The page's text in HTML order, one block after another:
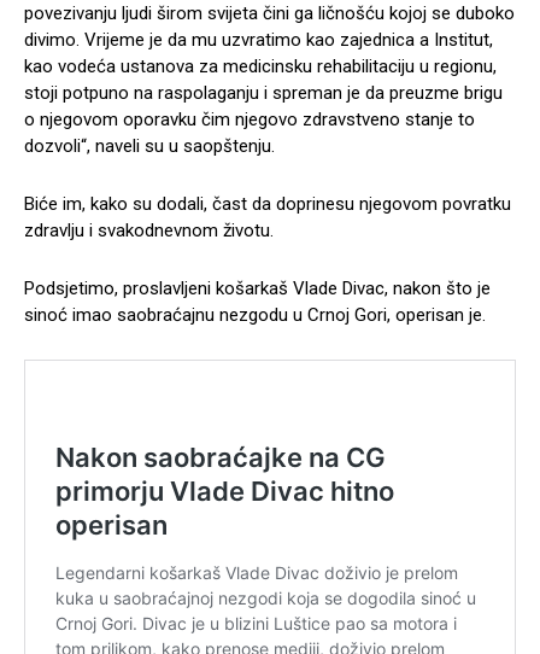
povezivanju ljudi širom svijeta čini ga ličnošću kojoj se duboko
divimo. Vrijeme je da mu uzvratimo kao zajednica a Institut,
kao vodeća ustanova za medicinsku rehabilitaciju u regionu,
stoji potpuno na raspolaganju i spreman je da preuzme brigu
o njegovom oporavku čim njegovo zdravstveno stanje to
dozvoli“, naveli su u saopštenju.
Biće im, kako su dodali, čast da doprinesu njegovom povratku
zdravlju i svakodnevnom životu.
Podsjetimo, proslavljeni košarkaš Vlade Divac, nakon što je
sinoć imao saobraćajnu nezgodu u Crnoj Gori, operisan je.